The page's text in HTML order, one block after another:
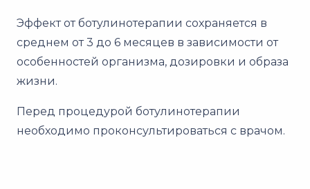
Эффект от ботулинотерапии сохраняется в
среднем от 3 до 6 месяцев в зависимости от
особенностей организма, дозировки и образа
жизни.
Перед процедурой ботулинотерапии
необходимо проконсультироваться с врачом.